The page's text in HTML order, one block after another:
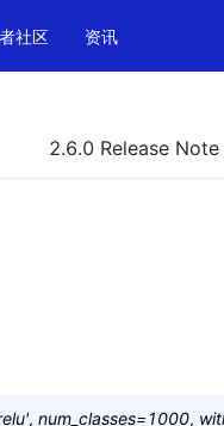
社区 资讯
2.6.0 Release Note
, num_classes=1000,